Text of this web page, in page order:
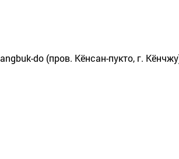
do (пров. Кёнсан-пукто, г.